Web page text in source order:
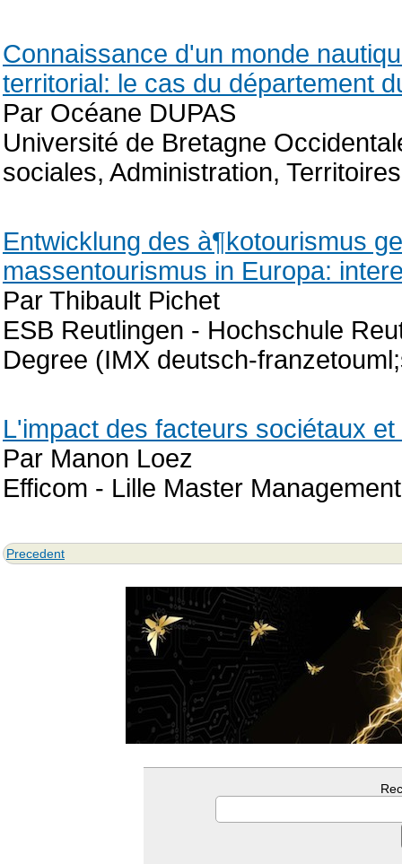
Connaissance d'un monde
territorial: le cas du département
Par Océane DUPAS
Université de Bretagne
sociales, Administration,
Entwicklung des à¶kotourismus
massentourismus in Europa:
Par Thibault Pichet
ESB Reutlingen - Hochschule
Degree (IMX deutsch-
L'impact des facteurs sociétaux
Par Manon Loez
Efficom - Lille Master
Precedent